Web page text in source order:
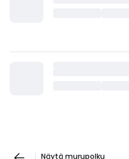
Näytä murupolku